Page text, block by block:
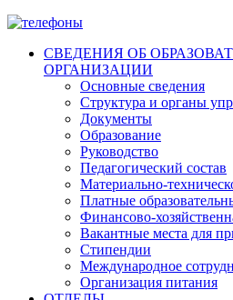
СВЕДЕНИЯ ОБ
ОРГАНИЗАЦИИ
Основные сведения
Структура и органы
Документы
Образование
Руководство
Педагогический состав
Материально-
Платные
Финансово-
Вакантные места для
Стипендии
Международное
Организация питания